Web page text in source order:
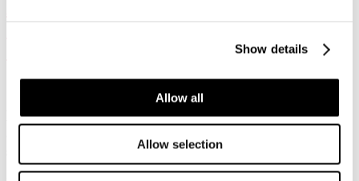
Show details
Allow all
Allow selection
Di fronte all'incertezza rimane la certezza: dove è
secondo il Paper Industrial Deal